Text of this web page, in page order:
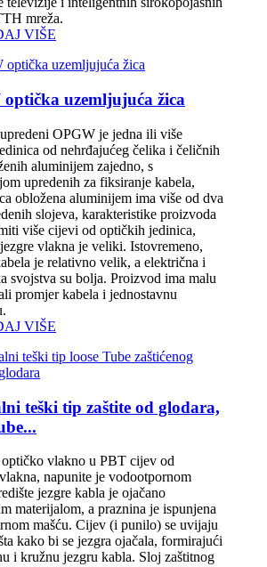
mreža.
VIŠE
optička uzemljujuća žica
OPGW je jedna ili više
od nehrđajućeg čelika i čeličnih
aluminijem zajedno, s
upredenih za fiksiranje kabela,
obložena aluminijem ima više od dva
slojeva, karakteristike proizvoda
više cijevi od optičkih jedinica,
vlakna je veliki. Istovremeno,
je relativno velik, a električna i
svojstva su bolja. Proizvod ima malu
promjer kabela i jednostavnu
VIŠE
teški tip zaštite od glodara,
vlakno u PBT cijev od
napunite je vodootpornom
jezgre kabla je ojačano
materijalom, a praznina je ispunjena
mašću. Cijev (i punilo) se uvijaju
kako bi se jezgra ojačala, formirajući
i kružnu jezgru kabla. Sloj zaštitnog